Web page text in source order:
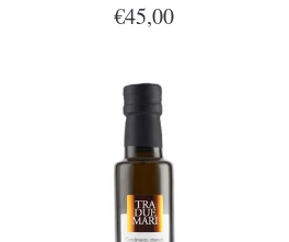
€45,00